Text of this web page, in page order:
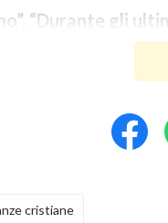
“Durante gli
rivelarne
diverse verità,
dovrebbe
e l’indole di
vengono
cristiane